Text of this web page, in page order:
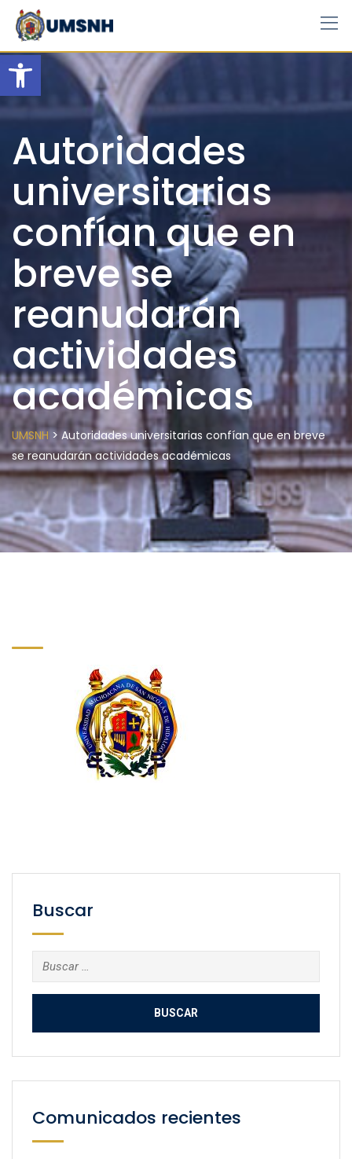
Open toolbar
Skip
content
Autoridades
universitarias
confían que en
breve se
reanudarán
actividades
académicas
UMSNH > Autoridades universitarias confían que en breve
se reanudarán actividades académicas
Buscar
Buscar:
Comunicados recientes